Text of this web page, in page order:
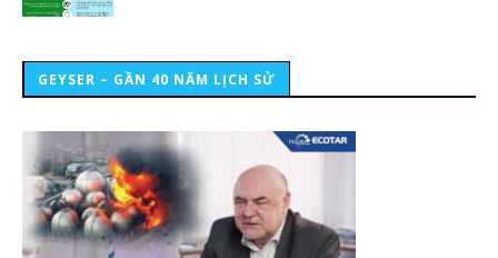
GEYSER – GẦN 40 NĂM LỊCH SỬ